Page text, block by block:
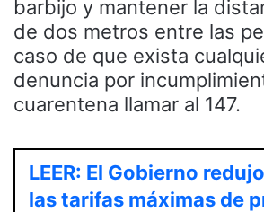
barbijo y mantener la
de dos metros entre las
caso de que exista
denuncia por
cuarentena llamar al 147.
LEER: El Gobierno
las tarifas máximas de